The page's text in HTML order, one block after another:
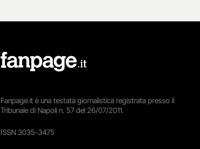
Fanpage.it è una testata giornalistica registrata presso il
Tribunale di Napoli n. 57 del 26/07/2011.
ISSN 3035-3475